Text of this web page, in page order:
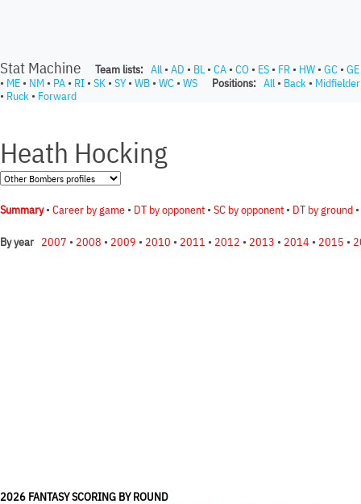
Stat Machine Team lists: All • AD • BL • CA • CO • ES • FR • HW • GC • GE
• ME • NM • PA • RI • SK • SY• WB • WC • WS Positions: All • Back • Midfielder
• Ruck • Forward